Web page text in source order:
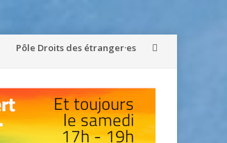
Pôle Droits des étranger·es